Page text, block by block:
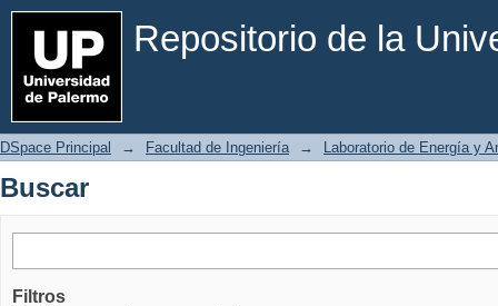
Repositorio de la
Buscar
DSpace Principal → Facultad de Ingeniería → Laboratorio de Energía y
Buscar
Filtros